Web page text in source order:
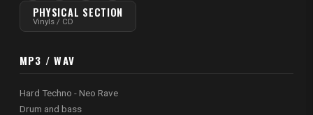
PHYSICAL SECTION
Vinyls / CD
MP3 / WAV
Hard Techno - Neo Rave
Drum and bass